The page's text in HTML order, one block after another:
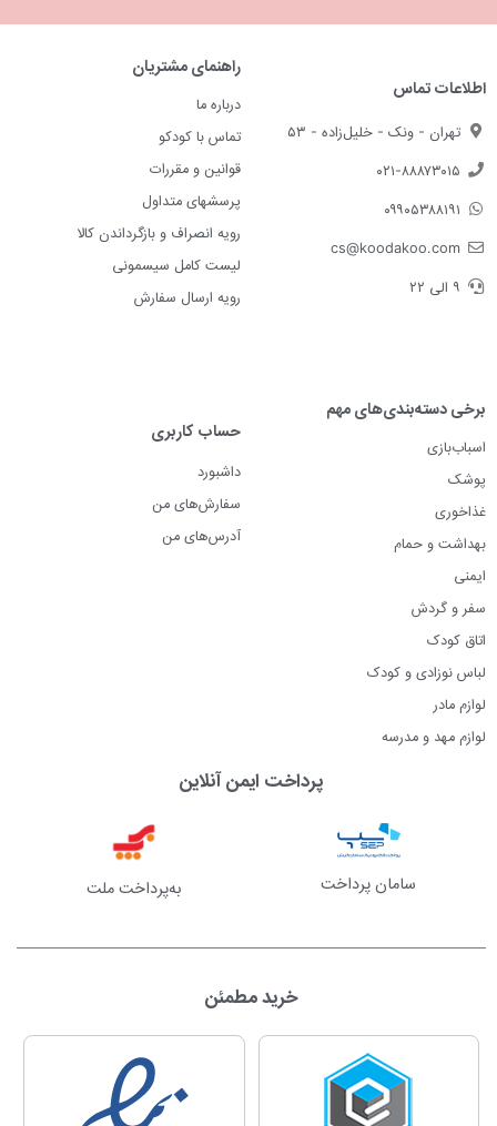
اطلاعات تماس
تهران - ونک - خلیل‌زاده - ۵۳
۰۲۱-۸۸۸۷۳۰۱۵
۰۹۹۰۵۳۸۸۱۹۱
cs@koodakoo.com
۹ الی ۲۲
راهنمای مشتریان
درباره ما
تماس با کودکو
قوانین و مقررات
پرسشهای متداول
رویه انصراف و بازگرداندن کالا
لیست کامل سیسمونی
رویه ارسال سفارش
برخی دسته‌بندی‌های مهم
اسباب‌بازی
پوشک
غذاخوری
بهداشت و حمام
ایمنی
سفر و گردش
اتاق کودک
لباس نوزادی و کودک
لوازم مادر
لوازم مهد و مدرسه
حساب کاربری
داشبورد
سفارش‌های من
آدرس‌های من
پرداخت ایمن آنلاین
سامان پرداخت به‌پرداخت ملت
خرید مطمئن